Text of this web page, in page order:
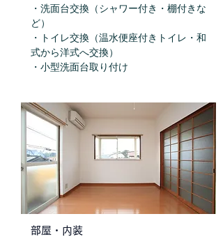
・洗面台交換（シャワー付き・棚付きな
ど）
・トイレ交換（温水便座付きトイレ・和
式から洋式へ交換）
​・小型洗面台取り付け
部屋・内装